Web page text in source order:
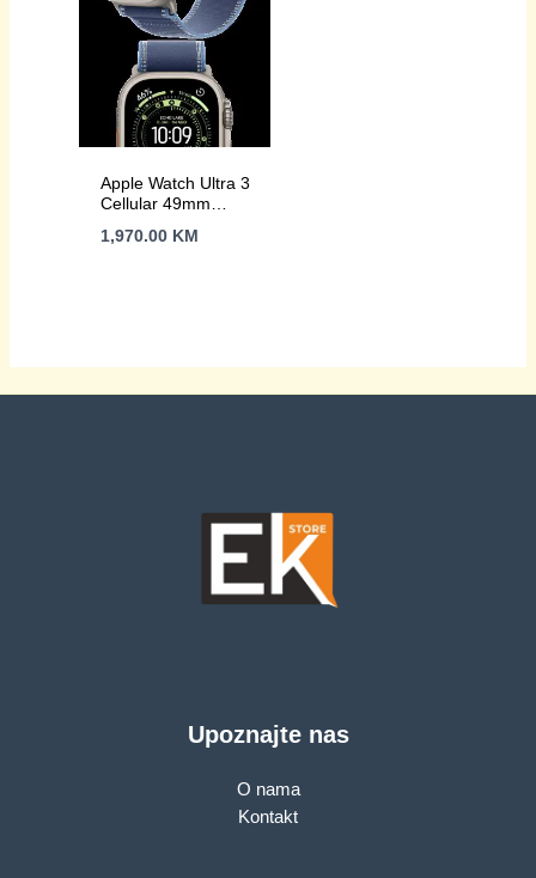
Apple Watch Ultra 3
Cellular 49mm
Case with
1,970.00 KM
Upoznajte nas
O nama
Kontakt